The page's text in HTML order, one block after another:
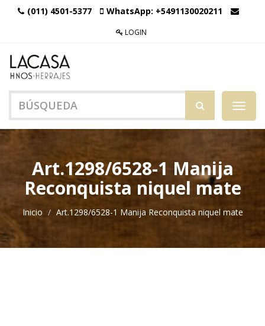
(011) 4501-5377 WhatsApp: +5491130020211
LOGIN
Menú
de
Art.1298/6528-1 Manija
Reconquista niquel mate
Inicio Art.1298/6528-1 Manija Reconquista niquel mate